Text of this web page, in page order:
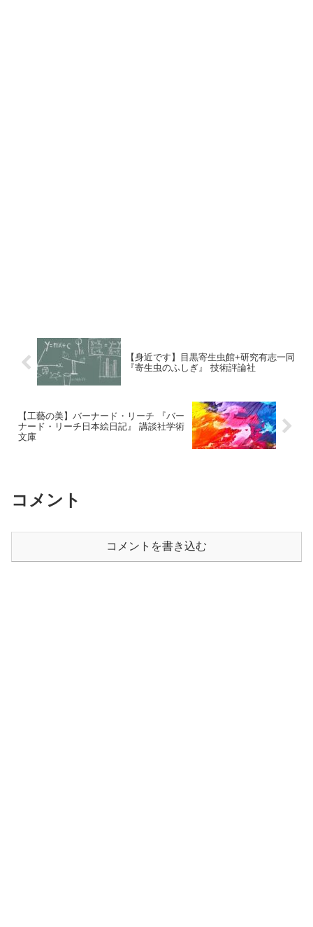
【身近です】目黒寄生虫館+研究有志一同
『寄生虫のふしぎ』 技術評論社
【工藝の美】バーナード・リーチ 『バー
ナード・リーチ日本絵日記』 講談社学術
文庫
コメント
コメントを書き込む